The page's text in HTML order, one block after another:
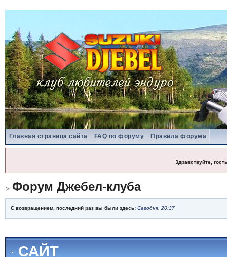
Главная страница сайта FAQ по форуму Правила форума
Здравствуйте, гость
Форум Джебел-клуба
С возвращением, последний раз вы были здесь: Сегодня, 20:37
САЙТ